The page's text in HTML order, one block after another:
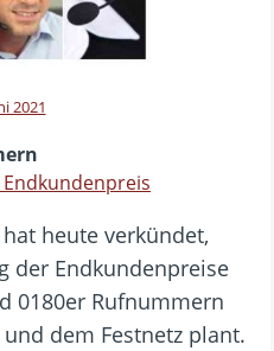
2021
heute verkündet,
der Endkundenpreise
0180er Rufnummern
dem Festnetz plant.